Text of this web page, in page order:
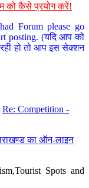
को कैसे प्रयोग करें!
Forum please go
posting. (यदि आप को
हो तो आप इस सेक्शन
Re: Competition -
का ऑन-लाइन
Spots and